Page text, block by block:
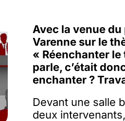
Avec la venue
Varenne sur le
« Réenchanter
parle, c’était
enchanter ?
Devant une salle
deux